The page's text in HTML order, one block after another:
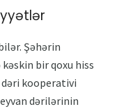
Şəhərin
bir qoxu hiss
dəri kooperativi
dərilərinin